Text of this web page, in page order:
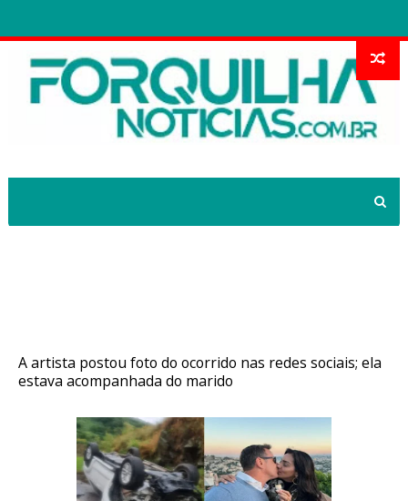
A artista postou foto do ocorrido nas redes sociais; ela
estava acompanhada do marido